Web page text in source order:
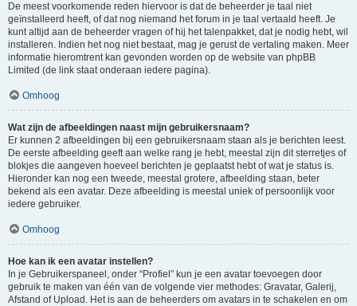
De meest voorkomende reden hiervoor is dat de beheerder je taal niet
geïnstalleerd heeft, of dat nog niemand het forum in je taal vertaald heeft. Je
kunt altijd aan de beheerder vragen of hij het talenpakket, dat je nodig hebt, wil
installeren. Indien het nog niet bestaat, mag je gerust de vertaling maken. Meer
informatie hieromtrent kan gevonden worden op de website van phpBB
Limited (de link staat onderaan iedere pagina).
Omhoog
Wat zijn de afbeeldingen naast mijn gebruikersnaam?
Er kunnen 2 afbeeldingen bij een gebruikersnaam staan als je berichten leest.
De eerste afbeelding geeft aan welke rang je hebt, meestal zijn dit sterretjes of
blokjes die aangeven hoeveel berichten je geplaatst hebt of wat je status is.
Hieronder kan nog een tweede, meestal grotere, afbeelding staan, beter
bekend als een avatar. Deze afbeelding is meestal uniek of persoonlijk voor
iedere gebruiker.
Omhoog
Hoe kan ik een avatar instellen?
In je Gebruikerspaneel, onder “Profiel” kun je een avatar toevoegen door
gebruik te maken van één van de volgende vier methodes: Gravatar, Galerij,
Afstand of Upload. Het is aan de beheerders om avatars in te schakelen en om